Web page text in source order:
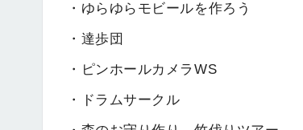
・ゆらゆらモビールを作ろう
・達歩団
・ピンホールカメラWS
・ドラムサークル